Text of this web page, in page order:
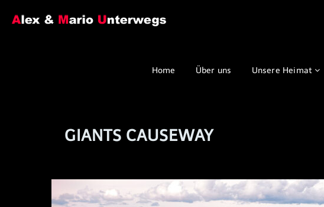
Home Über uns Unsere Heimat
GIANTS CAUSEWAY